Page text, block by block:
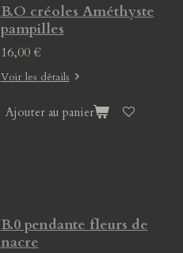
B.O créoles Améthyste
pampilles
16,00 €
Voir les détails
Ajouter au panier
B.0 pendante fleurs de
nacre